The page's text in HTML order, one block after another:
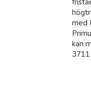
med
kan